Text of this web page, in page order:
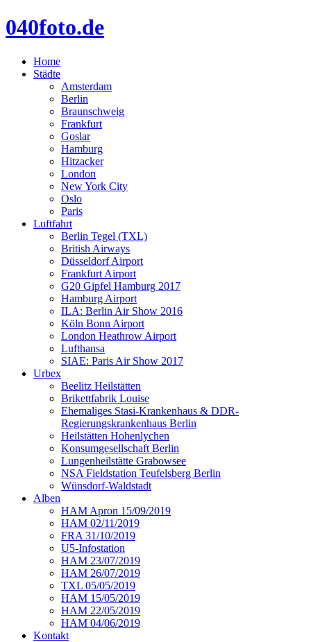
040foto.de
Home
Städte
Amsterdam
Berlin
Braunschweig
Frankfurt
Goslar
Hamburg
Hitzacker
London
New York City
Oslo
Paris
Luftfahrt
Berlin Tegel (TXL)
British Airways
Düsseldorf Airport
Frankfurt Airport
G20 Gipfel Hamburg 2017
Hamburg Airport
ILA: Berlin Air Show 2016
Köln Bonn Airport
London Heathrow Airport
Lufthansa
SIAE: Paris Air Show 2017
Urbex
Beelitz Heilstätten
Brikettfabrik Louise
Ehemaliges Stasi-Krankenhaus & DDR-
Regierungskrankenhaus Berlin
Heilstätten Hohenlychen
Konsumgesellschaft Berlin
Lungenheilstätte Grabowsee
NSA Fieldstation Teufelsberg Berlin
Wünsdorf-Waldstadt
Alben
HAM Apron 15/09/2019
HAM 02/11/2019
FRA 31/10/2019
U5-Infostation
HAM 23/07/2019
HAM 26/07/2019
TXL 05/05/2019
HAM 15/05/2019
HAM 22/05/2019
HAM 04/06/2019
Kontakt